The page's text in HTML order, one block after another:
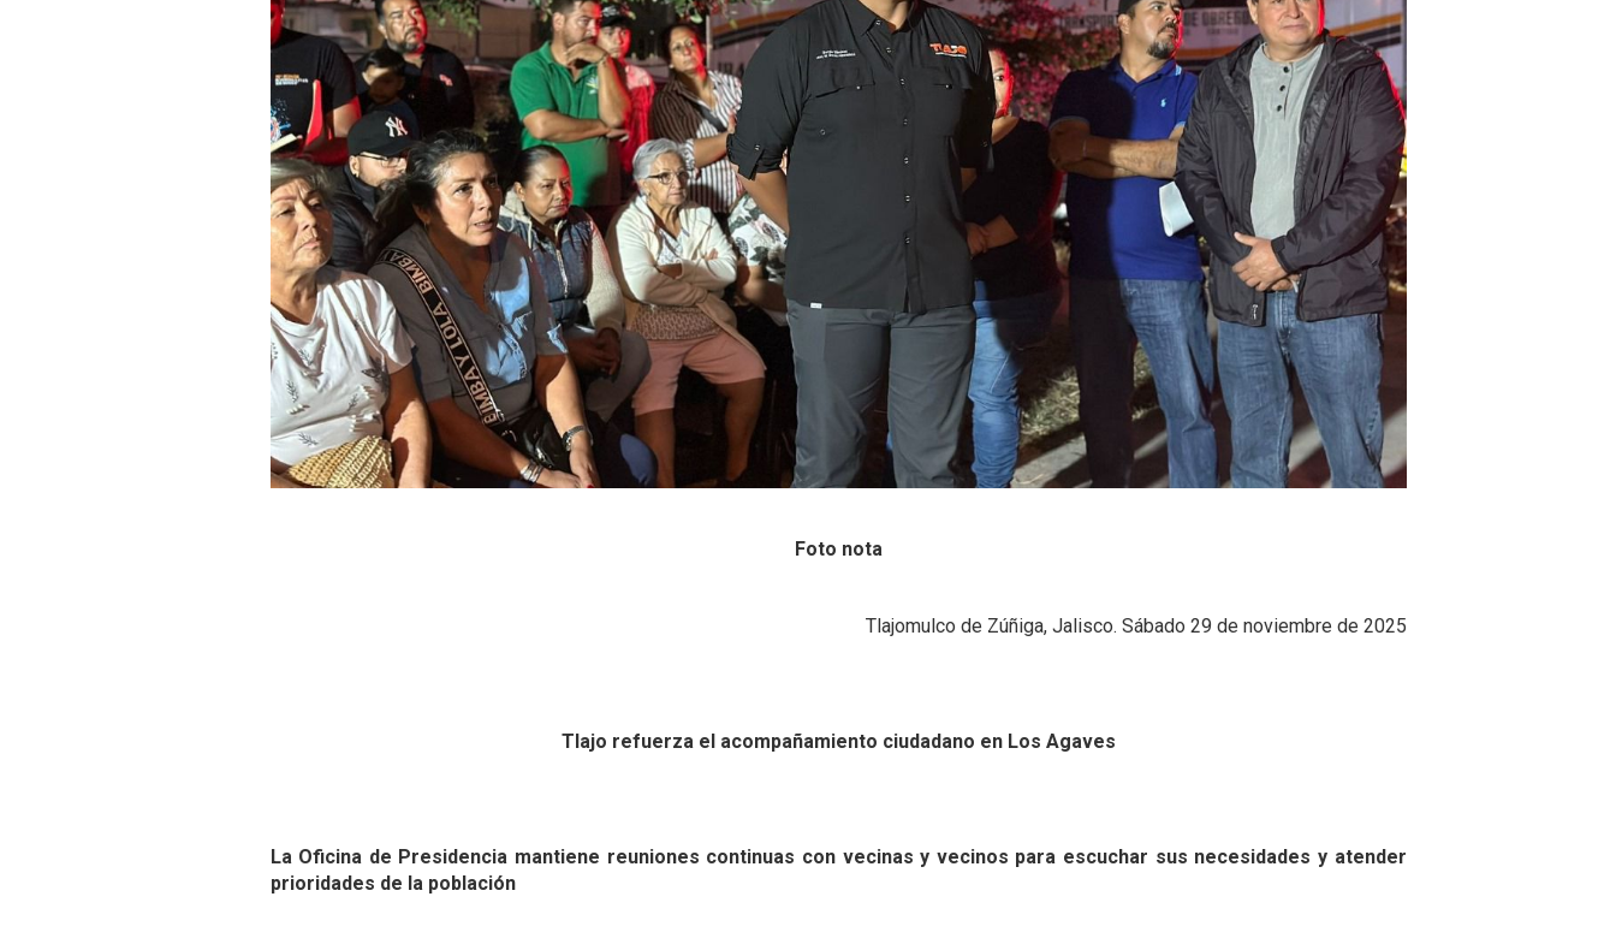
Foto nota
Tlajomulco de Zúñiga, Jalisco. Sábado 29 de noviembre de 2025
Tlajo refuerza el acompañamiento ciudadano en Los Agaves
La Oficina de Presidencia mantiene reuniones continuas con vecinas y vecinos para escuchar sus necesidades y atender
prioridades de la población